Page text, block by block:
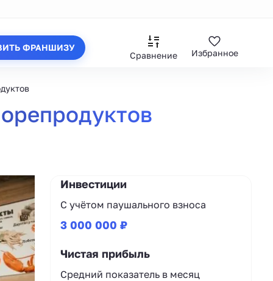
ФРАНШИЗУ
Сравнение Избранное
Инвестиции
С учётом паушального взноса
3 000 000 ₽
Чистая прибыль
Средний показатель в месяц